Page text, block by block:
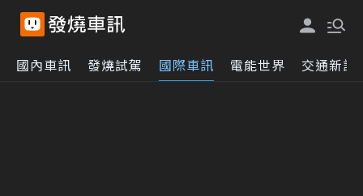
國內車訊 發燒試駕 國際車訊 電能世界 交通新訊